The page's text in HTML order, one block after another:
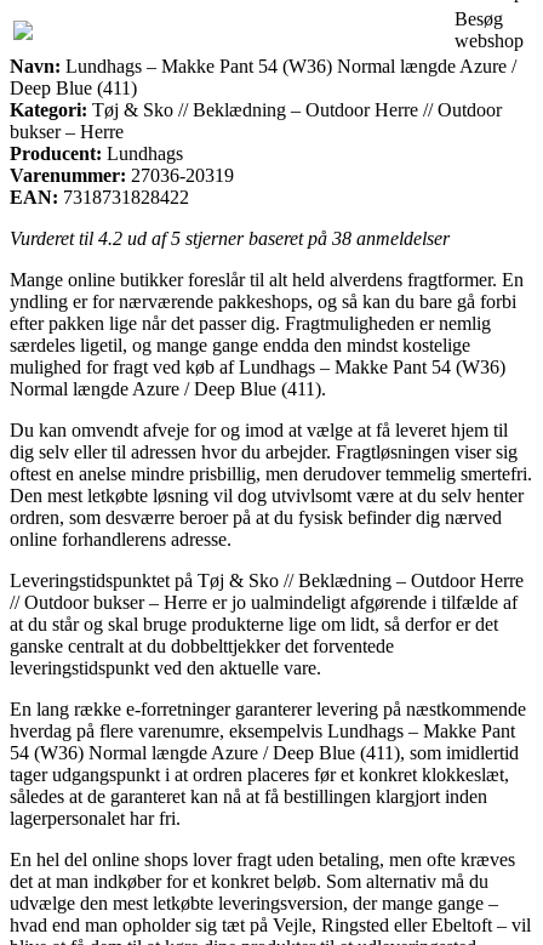
Besøg
webshop
Navn: Lundhags – Makke Pant 54 (W36) Normal længde Azure /
Deep Blue (411)
Kategori: Tøj & Sko // Beklædning – Outdoor Herre // Outdoor
bukser – Herre
Producent: Lundhags
Varenummer: 27036-20319
EAN: 7318731828422
Vurderet til 4.2 ud af 5 stjerner baseret på 38 anmeldelser
Mange online butikker foreslår til alt held alverdens fragtformer. En
yndling er for nærværende pakkeshops, og så kan du bare gå forbi
efter pakken lige når det passer dig. Fragtmuligheden er nemlig
særdeles ligetil, og mange gange endda den mindst kostelige
mulighed for fragt ved køb af Lundhags – Makke Pant 54 (W36)
Normal længde Azure / Deep Blue (411).
Du kan omvendt afveje for og imod at vælge at få leveret hjem til
dig selv eller til adressen hvor du arbejder. Fragtløsningen viser sig
oftest en anelse mindre prisbillig, men derudover temmelig smertefri.
Den mest letkøbte løsning vil dog utvivlsomt være at du selv henter
ordren, som desværre beroer på at du fysisk befinder dig nærved
online forhandlerens adresse.
Leveringstidspunktet på Tøj & Sko // Beklædning – Outdoor Herre
// Outdoor bukser – Herre er jo ualmindeligt afgørende i tilfælde af
at du står og skal bruge produkterne lige om lidt, så derfor er det
ganske centralt at du dobbelttjekker det forventede
leveringstidspunkt ved den aktuelle vare.
En lang række e-forretninger garanterer levering på næstkommende
hverdag på flere varenumre, eksempelvis Lundhags – Makke Pant
54 (W36) Normal længde Azure / Deep Blue (411), som imidlertid
tager udgangspunkt i at ordren placeres før et konkret klokkeslæt,
således at de garanteret kan nå at få bestillingen klargjort inden
lagerpersonalet har fri.
En hel del online shops lover fragt uden betaling, men ofte kræves
det at man indkøber for et konkret beløb. Som alternativ må du
udvælge den mest letkøbte leveringsversion, der mange gange –
hvad end man opholder sig tæt på Vejle, Ringsted eller Ebeltoft – vil